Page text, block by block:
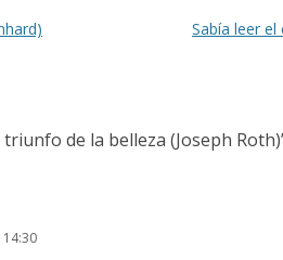
Sabía leer el
triunfo de la belleza (Joseph Roth)